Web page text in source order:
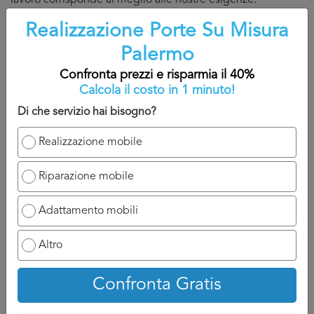
Torna su
Confronta prezzi
4. Come confrontare diversi
preventivi Realizzazione Porte Su
Misura Palermo
Avendo letto la nostra guida fino a qui, avrete capito che
Realizzazione Porte Su Misura
Palermo
Confronta prezzi e risparmia il 40%
Calcola il costo in 1 minuto!
Di che servizio hai bisogno?
Realizzazione mobile
Riparazione mobile
Adattamento mobili
Altro
Confronta Gratis